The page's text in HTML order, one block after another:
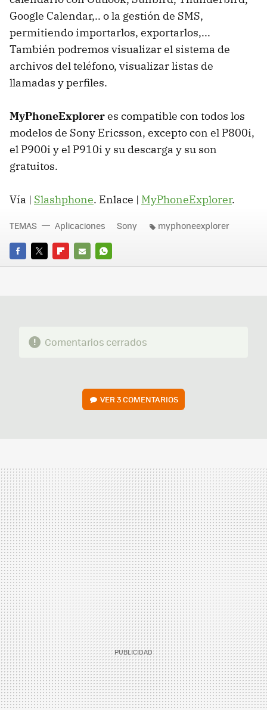
Google Calendar,.. o la gestión de SMS,
permitiendo importarlos, exportarlos,...
También podremos visualizar el sistema de
archivos del teléfono, visualizar listas de
llamadas y perfiles.
MyPhoneExploreres compatible con todos los
modelos de Sony Ericsson, excepto con el P800i,
el P900i y el P910i y su descarga y su son
gratuitos.
Vía | Slashphone. Enlace | MyPhoneExplorer.
FACEBOOK
TWITTERFLIPBOARD
E-
WHATSAPP
TEMAS Aplicaciones Sony myphoneexplorer
Comentarios cerrados
VER3 COMENTARIOS